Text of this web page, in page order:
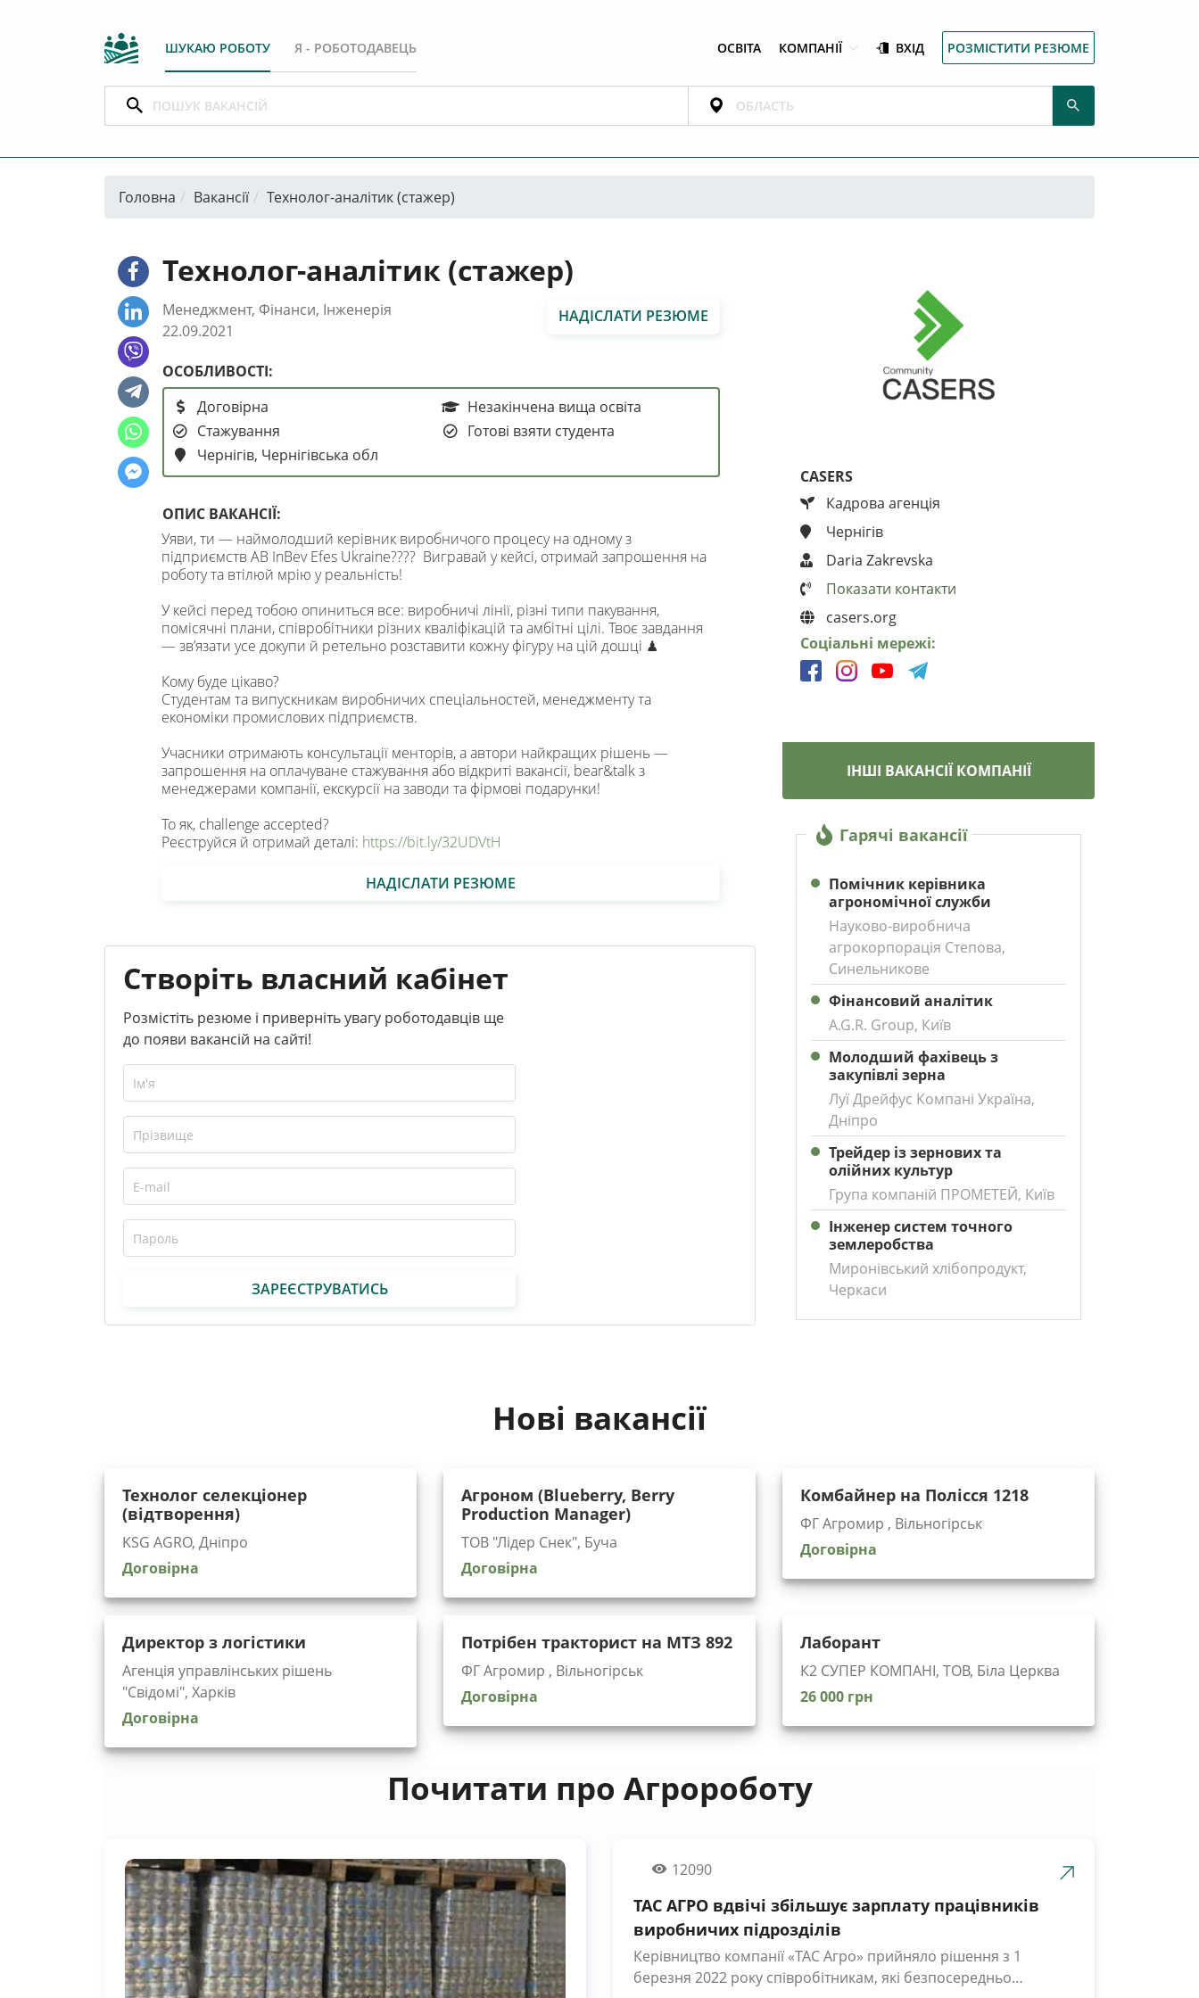
ШУКАЮ РОБОТУ Я - РОБОТОДАВЕЦЬ ОСВІТА КОМПАНІЇ ВХІД РОЗМІСТИТИ РЕЗЮМЕ
Головна Вакансії Технолог-аналітик (стажер)
Технолог-аналітик (стажер)
Менеджмент, Фінанси, Інженерія
22.09.2021
НАДІСЛАТИ РЕЗЮМЕ
ОСОБЛИВОСТІ:
Договірна
Стажування
Чернігів, Чернігівська обл
Незакінчена вища освіта
Готові взяти студента
ОПИС ВАКАНСІЇ:
Уяви, ти — наймолодший керівник виробничого процесу на одному з
підприємств AB InBev Efes Ukraine???? Вигравай у кейсі, отримай запрошення на
роботу та втілюй мрію у реальність!
У кейсі перед тобою опиниться все: виробничі лінії, різні типи пакування,
помісячні плани, співробітники різних кваліфікацій та амбітні цілі. Твоє завдання
— зв’язати усе докупи й ретельно розставити кожну фігуру на цій дошці ♟
Кому буде цікаво?
Студентам та випускникам виробничих спеціальностей, менеджменту та
економіки промислових підприємств.
Учасники отримають консультації менторів, а автори найкращих рішень —
запрошення на оплачуване стажування або відкриті вакансії, bear&talk з
менеджерами компанії, екскурсії на заводи та фірмові подарунки!
То як, challenge accepted?
Реєструйся й отримай деталі: https://bit.ly/32UDVtH
НАДІСЛАТИ РЕЗЮМЕ
Створіть власний кабінет
Розмістіть резюме і приверніть увагу роботодавців ще
до появи вакансій на сайті!
ЗАРЕЄСТРУВАТИСЬ
CASERS
Кадрова агенція
Чернігів
Daria Zakrevska
Показати контакти
casers.org
Соціальні мережі:
ІНШІ ВАКАНСІЇ КОМПАНІЇ
Гарячі вакансії
Помічник керівника
агрономічної служби
Науково-виробнича
агрокорпорація Степова,
Синельникове
Фінансовий аналітик
A.G.R. Group, Київ
Молодший фахівець з
закупівлі зерна
Луї Дрейфус Компані Україна,
Дніпро
Трейдер із зернових та
олійних культур
Група компаній ПРОМЕТЕЙ, Київ
Інженер систем точного
землеробства
Миронівський хлібопродукт,
Черкаси
Нові вакансії
Технолог селекціонер
(відтворення)
KSG AGRO, Дніпро
Договірна
Агроном (Blueberry, Berry
Production Manager)
ТОВ "Лідер Снек", Буча
Договірна
Комбайнер на Полісся 1218
ФГ Агромир , Вільногірськ
Договірна
Директор з логістики
Агенція управлінських рішень
"Cвідомі", Харків
Договірна
Потрібен тракторист на МТЗ 892
ФГ Агромир , Вільногірськ
Договірна
Лаборант
К2 СУПЕР КОМПАНІ, ТОВ, Біла Церква
26 000 грн
Почитати про Агророботу
12090
ТАС АГРО вдвічі збільшує зарплату працівників
виробничих підрозділів
Керівництво компанії «ТАС Агро» прийняло рішення з 1
березня 2022 року співробітникам, які безпосередньо